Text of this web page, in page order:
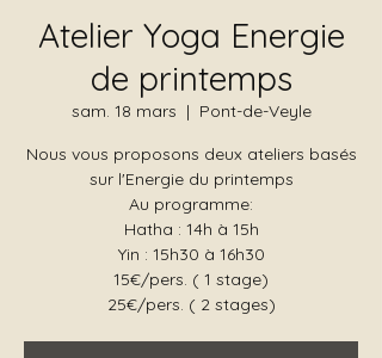
Atelier Yoga Energie
de printemps
sam. 18 mars
  |
Pont-de-Veyle
Nous vous proposons deux ateliers basés
sur l'Energie du printemps
Au programme:
Hatha : 14h à 15h
Yin : 15h30 à 16h30
15€/pers. ( 1 stage)
25€/pers. ( 2 stages)